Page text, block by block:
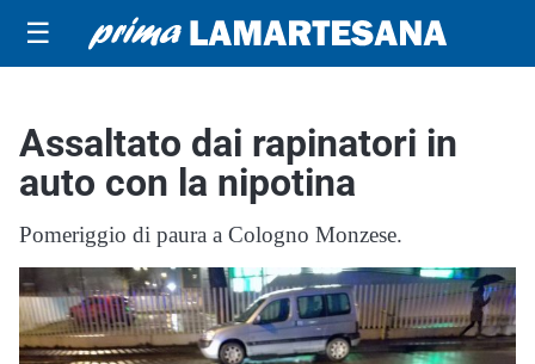
☰
Assaltato dai rapinatori in
auto con la nipotina
Pomeriggio di paura a Cologno Monzese.